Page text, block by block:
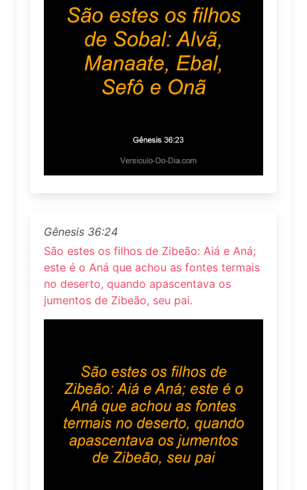
Gênesis 36:24
São estes os filhos de Zibeão: Aiá e Aná;
este é o Aná que achou as fontes termais
no deserto, quando apascentava os
jumentos de Zibeão, seu pai.